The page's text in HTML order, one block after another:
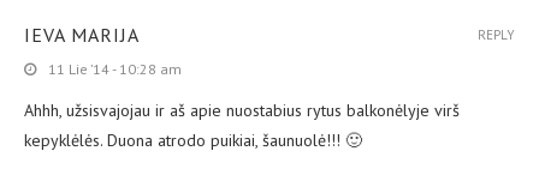
IEVA MARIJA
11 Lie ’14 - 10:28 am
Ahhh, užsisvajojau ir aš apie nuostabius rytus balkonėlyje virš
kepyklėlės. Duona atrodo puikiai, šaunuolė!!! 🙂
REPLY